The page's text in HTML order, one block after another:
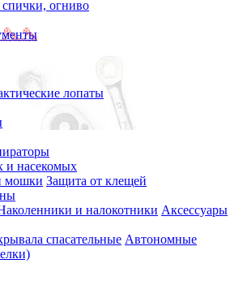
спички, огниво
лопаты
и насекомых
мошки Защита от клещей
и налокотники Аксессуары
спасательные Автономные